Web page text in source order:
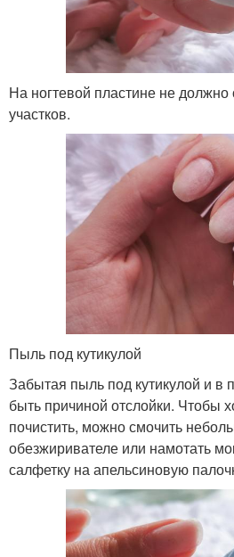
На ногтевой пластине не должно
участков.
Пыль под кутикулой
Забытая пыль под кутикулой и в
быть причиной отслойки. Чтобы
почистить, можно смочить
обезжиривателе или намотать
салфетку на апельсиновую